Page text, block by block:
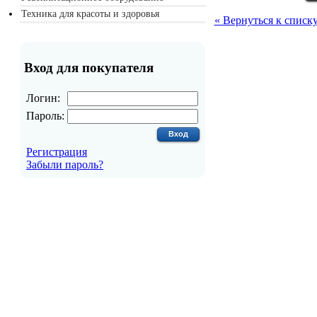
Техника для красоты и здоровья
Вход для покупателя
Логин:
Пароль:
Регистрация
Забыли пароль?
« Вернуться к